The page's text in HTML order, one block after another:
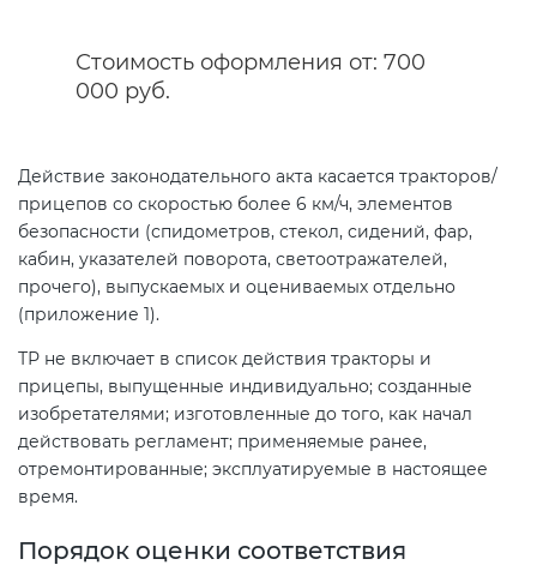
Стоимость оформления от: 700
000 руб.
Действие законодательного акта касается тракторов/
прицепов со скоростью более 6 км/ч, элементов
безопасности (спидометров, стекол, сидений, фар,
кабин, указателей поворота, светоотражателей,
прочего), выпускаемых и оцениваемых отдельно
(приложение 1).
ТР не включает в список действия тракторы и
прицепы, выпущенные индивидуально; созданные
изобретателями; изготовленные до того, как начал
действовать регламент; применяемые ранее,
отремонтированные; эксплуатируемые в настоящее
время.
Порядок оценки соответствия
Сертификация спортивных
товаров
Сертификация электротехники
Сертификация ресурсов
Остальное
БАДы